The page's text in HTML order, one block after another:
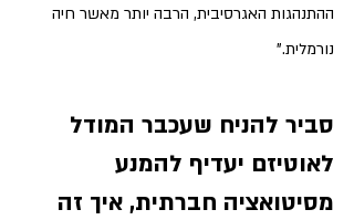
ההתנהגות האגרסיבית, הרבה יותר מאשר חיה
נורמלית."
סביר להניח שעכבר המודל
לאוטיזם יעדיף להמנע
מסיטואציה חברתית, איך זה